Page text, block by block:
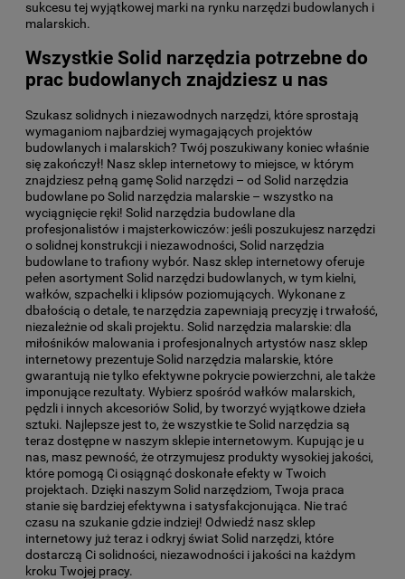
sukcesu tej wyjątkowej marki na rynku narzędzi budowlanych i
malarskich.
Wszystkie Solid narzędzia potrzebne do
prac budowlanych znajdziesz u nas
Szukasz solidnych i niezawodnych narzędzi, które sprostają
wymaganiom najbardziej wymagających projektów
budowlanych i malarskich? Twój poszukiwany koniec właśnie
się zakończył! Nasz sklep internetowy to miejsce, w którym
znajdziesz pełną gamę Solid narzędzi – od Solid narzędzia
budowlane po Solid narzędzia malarskie – wszystko na
wyciągnięcie ręki! Solid narzędzia budowlane dla
profesjonalistów i majsterkowiczów: jeśli poszukujesz narzędzi
o solidnej konstrukcji i niezawodności, Solid narzędzia
budowlane to trafiony wybór. Nasz sklep internetowy oferuje
pełen asortyment Solid narzędzi budowlanych, w tym kielni,
wałków, szpachelki i klipsów poziomujących. Wykonane z
dbałością o detale, te narzędzia zapewniają precyzję i trwałość,
niezależnie od skali projektu. Solid narzędzia malarskie: dla
miłośników malowania i profesjonalnych artystów nasz sklep
internetowy prezentuje Solid narzędzia malarskie, które
gwarantują nie tylko efektywne pokrycie powierzchni, ale także
imponujące rezultaty. Wybierz spośród wałków malarskich,
pędzli i innych akcesoriów Solid, by tworzyć wyjątkowe dzieła
sztuki. Najlepsze jest to, że wszystkie te Solid narzędzia są
teraz dostępne w naszym sklepie internetowym. Kupując je u
nas, masz pewność, że otrzymujesz produkty wysokiej jakości,
które pomogą Ci osiągnąć doskonałe efekty w Twoich
projektach. Dzięki naszym Solid narzędziom, Twoja praca
stanie się bardziej efektywna i satysfakcjonująca. Nie trać
czasu na szukanie gdzie indziej! Odwiedź nasz sklep
internetowy już teraz i odkryj świat Solid narzędzi, które
dostarczą Ci solidności, niezawodności i jakości na każdym
kroku Twojej pracy.